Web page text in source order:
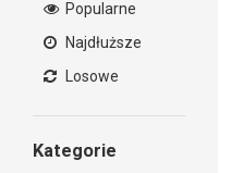
Popularne
Najdłuższe
Losowe
Kategorie